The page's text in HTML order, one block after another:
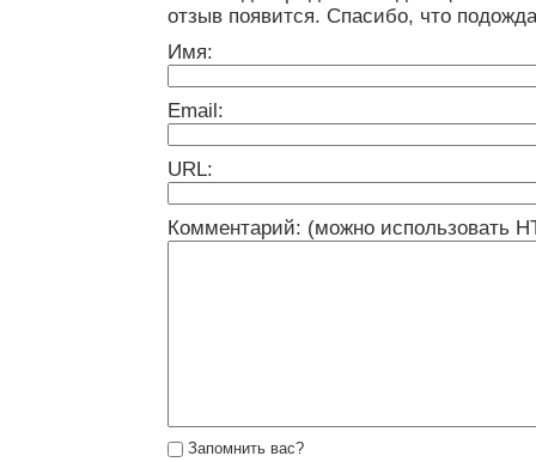
отзыв появится. Спасибо, что
Имя:
Email:
URL:
Комментарий: (можно использовать
Запомнить вас?